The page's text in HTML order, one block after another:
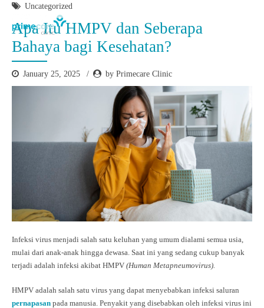
Uncategorized
Apa Itu HMPV dan Seberapa
Bahaya bagi Kesehatan?
January 25, 2025 by Primecare Clinic
Infeksi virus menjadi salah satu keluhan yang umum dialami semua usia,
mulai dari anak-anak hingga dewasa. Saat ini yang sedang cukup banyak
terjadi adalah infeksi akibat HMPV (Human Metapneumovirus).
HMPV adalah salah satu virus yang dapat menyebabkan infeksi saluran
pernapasan pada manusia. Penyakit yang disebabkan oleh infeksi virus ini